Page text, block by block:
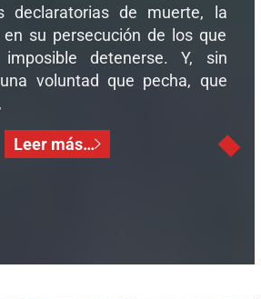
declaratorias de muerte, la
su persecución de los que
detenerse. Y, sin
voluntad que pecha, que
Leer más…